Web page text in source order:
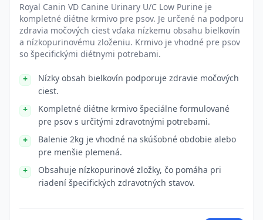
Royal Canin VD Canine Urinary U/C Low Purine je
kompletné diétne krmivo pre psov. Je určené na podporu
zdravia močových ciest vďaka nízkemu obsahu bielkovín
a nízkopurinovému zloženiu. Krmivo je vhodné pre psov
so špecifickými diétnymi potrebami.
Nízky obsah bielkovín podporuje zdravie močových
ciest.
Kompletné diétne krmivo špeciálne formulované
pre psov s určitými zdravotnými potrebami.
Balenie 2kg je vhodné na skúšobné obdobie alebo
pre menšie plemená.
Obsahuje nízkopurinové zložky, čo pomáha pri
riadení špecifických zdravotných stavov.